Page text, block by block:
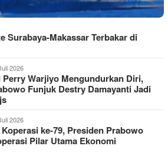
Surabaya-Makassar Terbakar di
2026
Warjiyo Mengundurkan Diri,
Funjuk Destry Damayanti Jadi
2026
ke-79, Presiden Prabowo
Pilar Utama Ekonomi